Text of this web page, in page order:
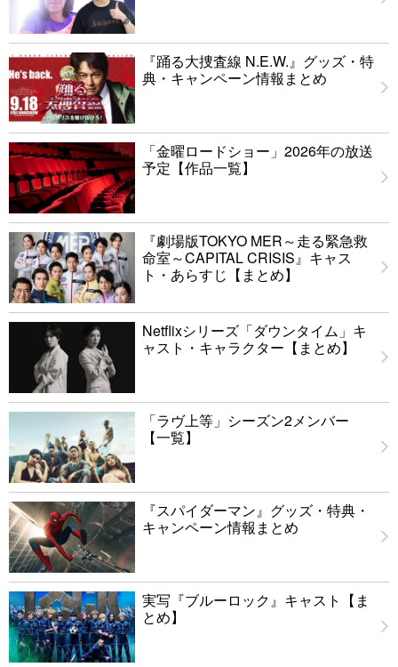
『踊る大捜査線 N.E.W.』グッズ・特
典・キャンペーン情報まとめ
「金曜ロードショー」2026年の放送
予定【作品一覧】
『劇場版TOKYO MER～走る緊急救
命室～CAPITAL CRISIS』キャス
ト・あらすじ【まとめ】
Netflixシリーズ「ダウンタイム」キ
ャスト・キャラクター【まとめ】
「ラヴ上等」シーズン2メンバー
【一覧】
『スパイダーマン』グッズ・特典・
キャンペーン情報まとめ
実写『ブルーロック』キャスト【ま
とめ】